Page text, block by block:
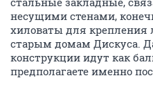
несущими стенами,
хиловаты для
старым домам Дискуса.
конструкции идут как
предполагаете именно